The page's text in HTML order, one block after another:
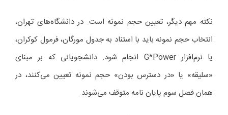
نکته مهم دیگر، تعیین حجم نمونه است. در دانشگاه‌های تهران،
انتخاب حجم نمونه باید با استناد به جدول مورگان، فرمول کوکران،
یا نرم‌افزار G*Power انجام شود. دانشجویانی که بر مبنای
«سلیقه» یا «در دسترس بودن» حجم نمونه تعیین می‌کنند، در
همان فصل سوم پایان نامه متوقف می‌شوند.